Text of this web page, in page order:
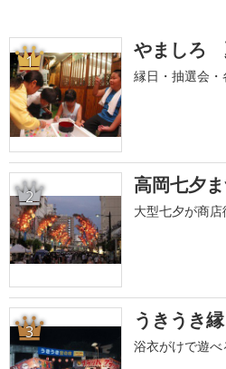
1 やましろ
縁日・抽選会
2 高岡七夕
大型七夕が商
3 うきうき
浴衣がけで遊べ